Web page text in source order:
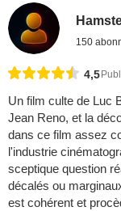
150
4,5
Un film culte de Luc
Jean Reno, et la
dans ce film assez
l'industrie
sceptique question
décalés ou
est cohérent et